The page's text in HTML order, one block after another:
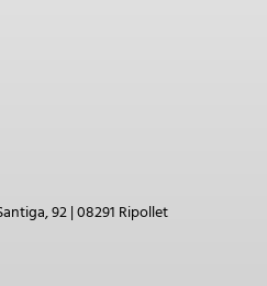
92 | 08291 Ripollet